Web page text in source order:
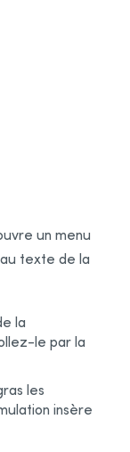
un menu
texte de la
la
le par la
les
insère